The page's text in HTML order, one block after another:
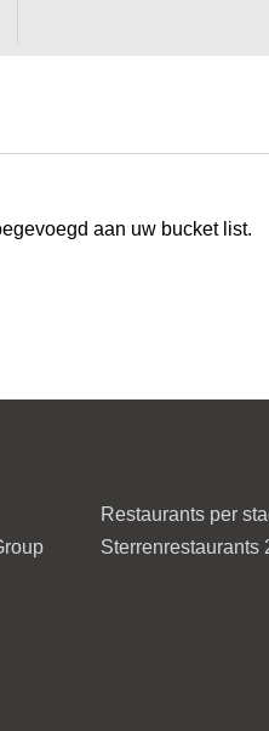
aan uw bucket list.
Restaurants per
Sterrenrestaurants